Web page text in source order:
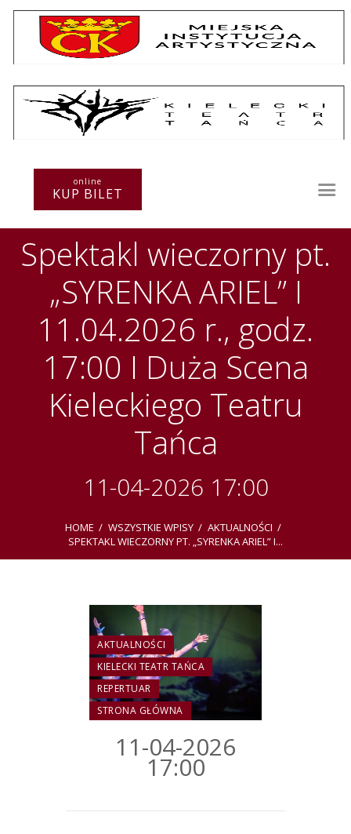
online
KUP BILET
Spektakl wieczorny pt.
„SYRENKA ARIEL” I
11.04.2026 r., godz.
17:00 I Duża Scena
Kieleckiego Teatru
Tańca
11-04-2026 17:00
HOME WSZYSTKIE WPISY
AKTUALNOŚCI
SPEKTAKL WIECZORNY PT. „SYRENKA ARIEL” I...
Repertuar
Warsztaty
Festiwal
Kurs instruktorski
Sprawozdania
Kontakt
AKTUALNOŚCI
KIELECKI TEATR TAŃCA
REPERTUAR
STRONA GŁÓWNA
11-04-2026
17:00